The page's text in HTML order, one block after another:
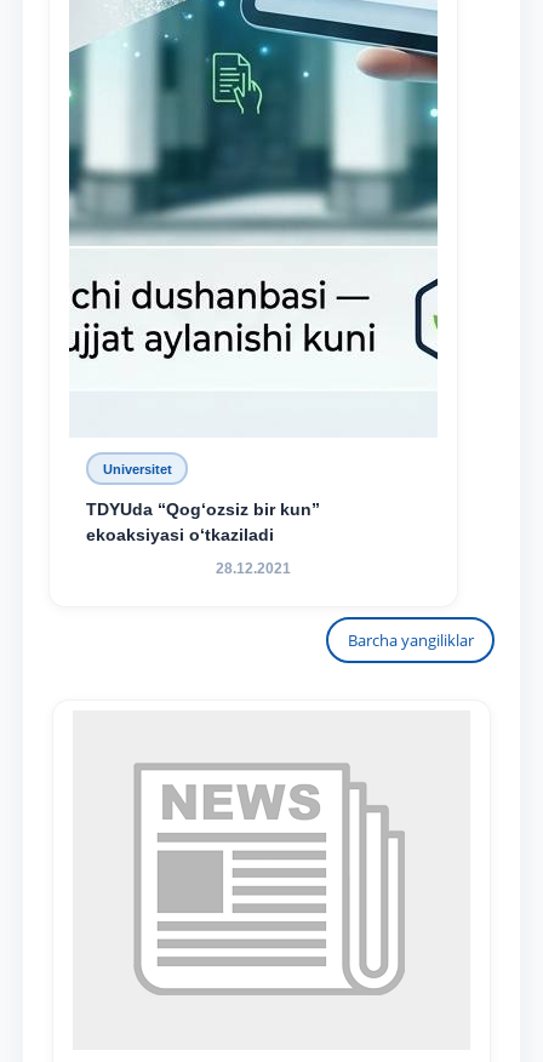
Universitet
TDYUda “Qog‘ozsiz bir kun”
ekoaksiyasi o‘tkaziladi
28.12.2021
Barcha yangiliklar